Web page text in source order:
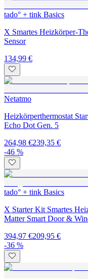
tado° + tink Basics
X Smartes Heizkörper-
Sensor
134,99 €
Netatmo
Heizkörperthermostat
Echo Dot Gen. 5
264,98 €239,35 €
-46 %
tado° + tink Basics
X Starter Kit Smartes
Matter Smart Door &
394,97 €209,95 €
-36 %